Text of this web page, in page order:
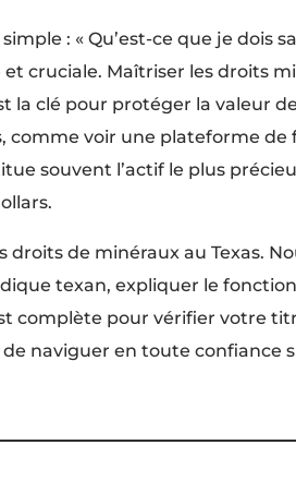
: « Qu’est-ce que je dois
cruciale. Maîtriser les droits
la clé pour protéger la valeur
voir une plateforme de
souvent l’actif le plus
de minéraux au Texas.
texan, expliquer le
complète pour vérifier votre
naviguer en toute confiance